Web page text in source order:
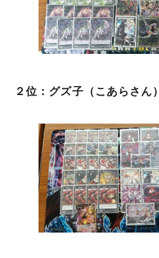
２位：グズ子（こあらさん）